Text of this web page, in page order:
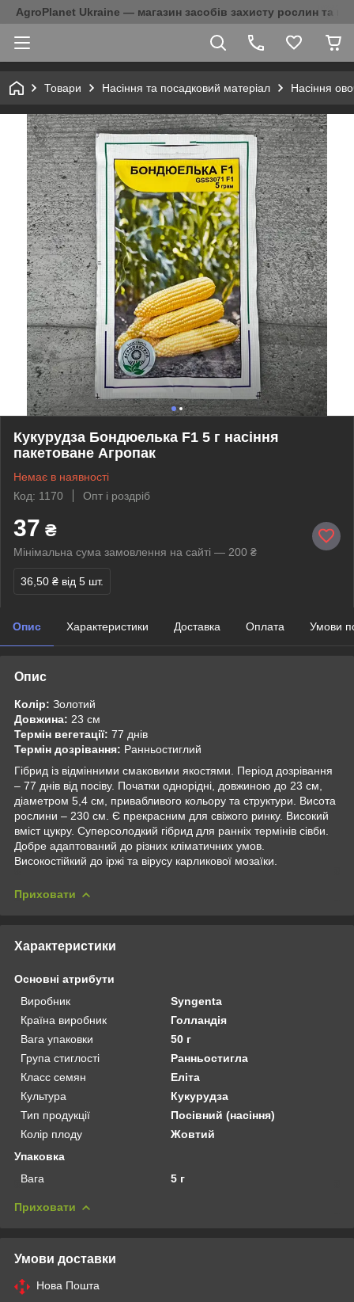
AgroPlanet Ukraine — магазин засобів захисту рослин та
Товари Насіння та посадковий матеріал Насіння
Кукурудза Бондюелька F1 5 г насіння
пакетоване Агропак
Немає в наявності
Код: 1170
Опт і роздріб
37 ₴
Мінімальна сума замовлення на сайті — 200 ₴
36,50 ₴ від 5 шт.
Опис Характеристики Доставка Оплата Умови
Опис
Колір: Золотий
Довжина: 23 см
Термін вегетації: 77 днів
Термін дозрівання: Ранньостиглий
Гібрид із відмінними смаковими якостями. Період дозрівання
– 77 днів від посіву. Початки однорідні, довжиною до 23 см,
діаметром 5,4 см, привабливого кольору та структури. Висота
рослини – 230 см. Є прекрасним для свіжого ринку. Високий
вміст цукру. Суперсолодкий гібрид для ранніх термінів сівби.
Добре адаптований до різних кліматичних умов.
Високостійкий до іржі та вірусу карликової мозаїки.
Приховати
Характеристики
Основні атрибути
Виробник
Syngenta
Країна виробник
Голландія
Вага упаковки
50 г
Група стиглості
Ранньостигла
Класс семян
Еліта
Культура
Кукурудза
Тип продукції
Посівний (насіння)
Колір плоду
Жовтий
Упаковка
Вага
5 г
Приховати
Умови доставки
Нова Пошта